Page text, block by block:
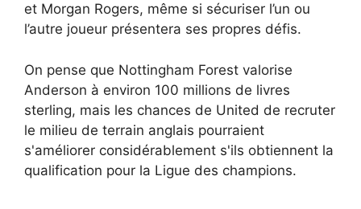
et Morgan Rogers, même si sécuriser l’un ou
l’autre joueur présentera ses propres défis.
On pense que Nottingham Forest valorise
Anderson à environ 100 millions de livres
sterling, mais les chances de United de recruter
le milieu de terrain anglais pourraient
s'améliorer considérablement s'ils obtiennent la
qualification pour la Ligue des champions.